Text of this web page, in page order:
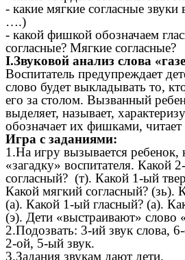
- какие мягкие согласные звуки
….)
- какой фишкой обозначаем
согласные? Мягкие согласные?
I.Звуковой анализ слова
Воспитатель предупреждает
слово будет выкладывать то,
его за столом. Вызванный
выделяет, называет,
обозначает их фишками, читает
Игра с заданиями:
1.На игру вызывается ребенок,
«загадку» воспитателя. Какой
согласный? (т). Какой 1-ый
Какой мягкий согласный? (зь).
(а). Какой 1-ый гласный? (а).
(э). Дети «выстраивают» слово
2.Подозвать: 3-ий звук слова,
2-ой, 5-ый звук.
3.Задания звукам дают дети.